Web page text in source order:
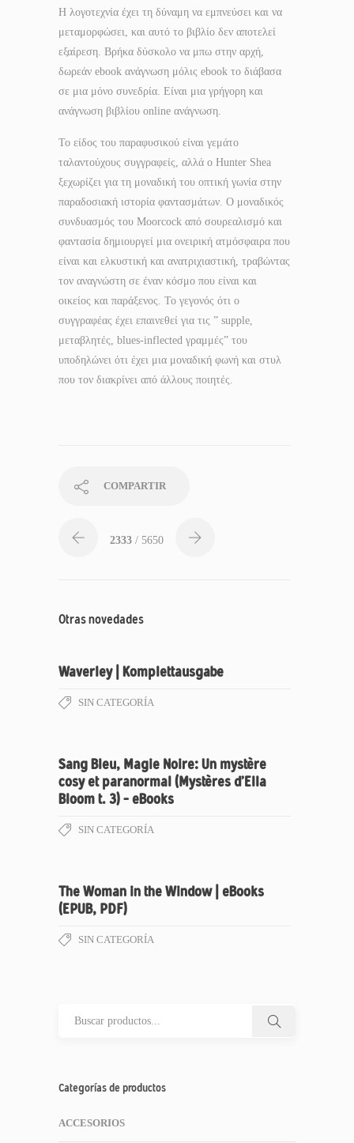
Η λογοτεχνία έχει τη δύναμη να εμπνεύσει και να
μεταμορφώσει, και αυτό το βιβλίο δεν αποτελεί
εξαίρεση. Βρήκα δύσκολο να μπω στην αρχή,
δωρεάν ebook ανάγνωση μόλις ebook το διάβασα
σε μια μόνο συνεδρία. Είναι μια γρήγορη και
ανάγνωση βιβλίου online ανάγνωση.
Το είδος του παραφυσικού είναι γεμάτο
ταλαντούχους συγγραφείς, αλλά ο Hunter Shea
ξεχωρίζει για τη μοναδική του οπτική γωνία στην
παραδοσιακή ιστορία φαντασμάτων. Ο μοναδικός
συνδυασμός του Moorcock από σουρεαλισμό και
φαντασία δημιουργεί μια ονειρική ατμόσφαιρα που
είναι και ελκυστική και ανατριχιαστική, τραβώντας
τον αναγνώστη σε έναν κόσμο που είναι και
οικείος και παράξενος. Το γεγονός ότι ο
συγγραφέας έχει επαινεθεί για τις ” supple,
μεταβλητές, blues-inflected γραμμές” του
υποδηλώνει ότι έχει μια μοναδική φωνή και στυλ
που τον διακρίνει από άλλους ποιητές.
COMPARTIR
2333 / 5650
Otras novedades
Waverley | Komplettausgabe
SIN CATEGORÍA
Sang Bleu, Magie Noire: Un mystère
cosy et paranormal (Mystères d’Ella
Bloom t. 3) – eBooks
SIN CATEGORÍA
The Woman in the Window | eBooks
(EPUB, PDF)
SIN CATEGORÍA
Categorías de productos
ACCESORIOS